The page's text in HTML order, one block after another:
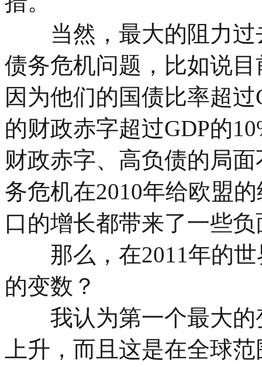
当然，最大的阻力过
债务危机问题，比如说
因为他们的国债比率超过
的财政赤字超过GDP的
财政赤字、高负债的局
务危机在2010年给欧盟
口的增长都带来了一些
那么，在2011年的世
的变数？
我认为第一个最大的
上升，而且这是在全球